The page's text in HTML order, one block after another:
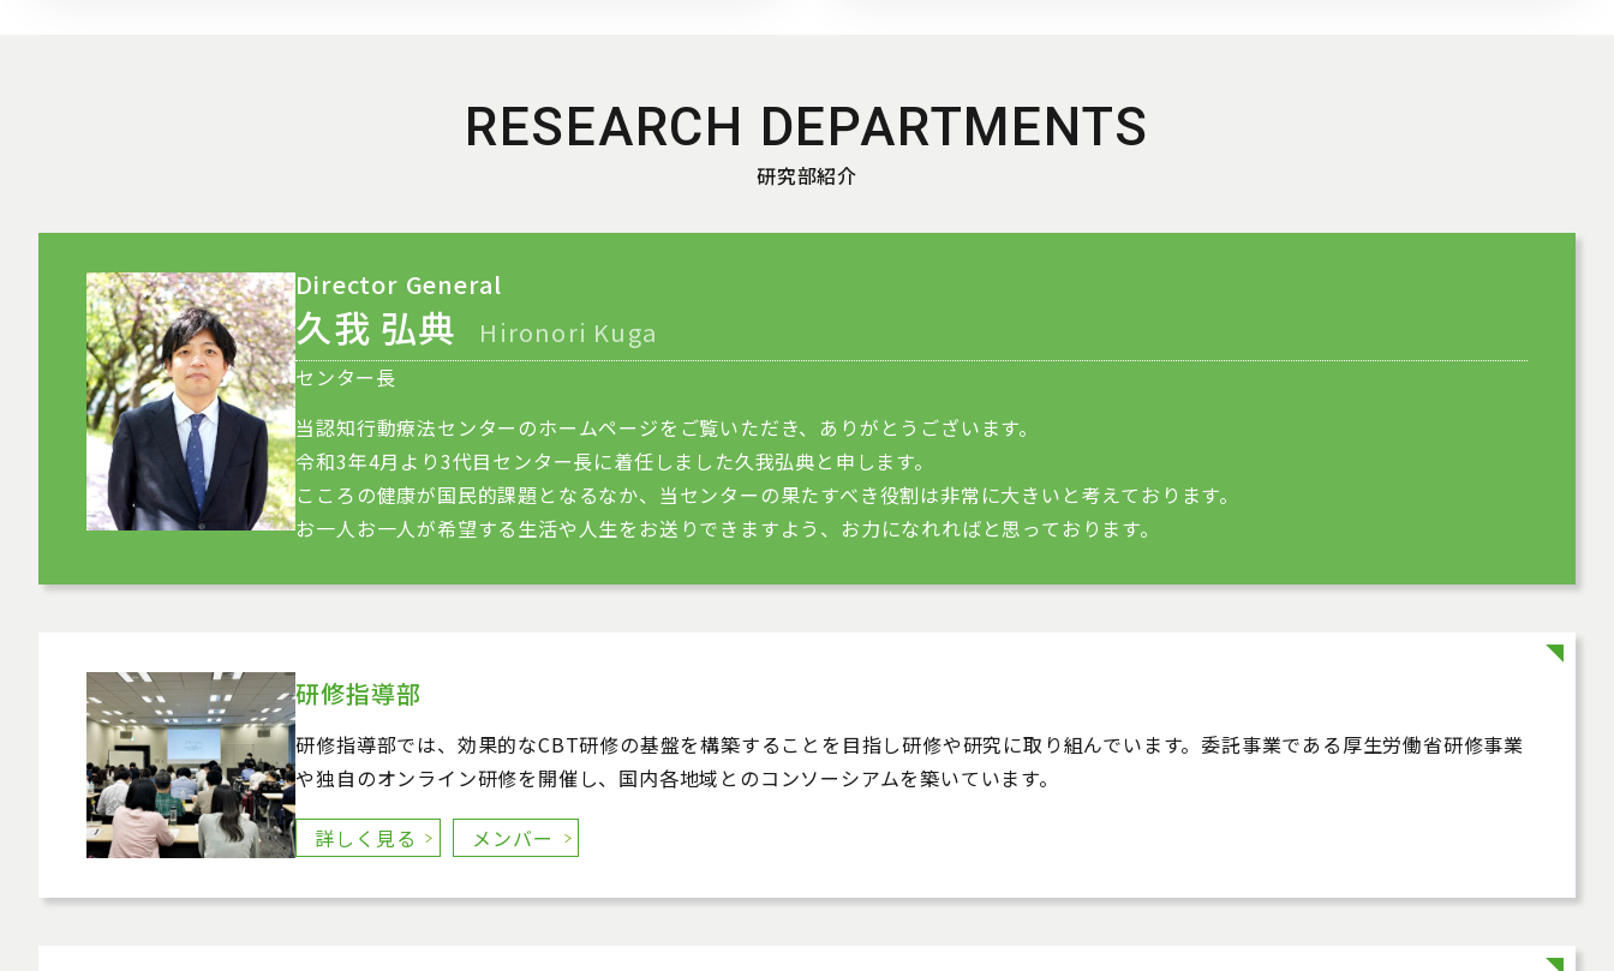
RESEARCH DEPARTMENTS
研究部紹介
Director General
久我 弘典 Hironori Kuga
センター長
当認知行動療法センターのホームページをご覧いただき、ありがとうございます。
令和3年4月より3代目センター長に着任しました久我弘典と申します。
こころの健康が国民的課題となるなか、当センターの果たすべき役割は非常に大きいと考えております。
お一人お一人が希望する生活や人生をお送りできますよう、お力になれればと思っております。
研修指導部
研修指導部では、効果的なCBT研修の基盤を構築することを目指し研修や研究に取り組んでいます。委託事業である厚生労働省研修事業
や独自のオンライン研修を開催し、国内各地域とのコンソーシアムを築いています。
詳しく見る メンバー